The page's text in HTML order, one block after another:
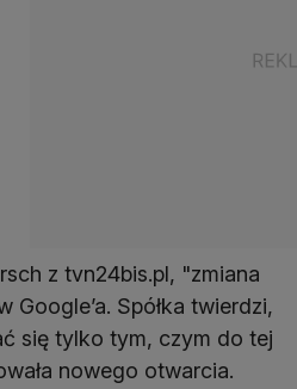
z tvn24bis.pl, "zmiana
Google’a. Spółka twierdzi,
się tylko tym, czym do tej
nowego otwarcia.